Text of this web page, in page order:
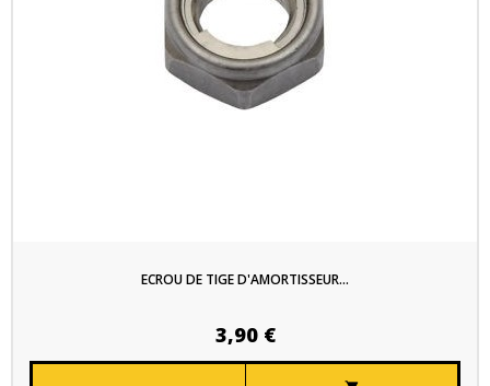
ECROU DE TIGE D'AMORTISSEUR...
3,90 €